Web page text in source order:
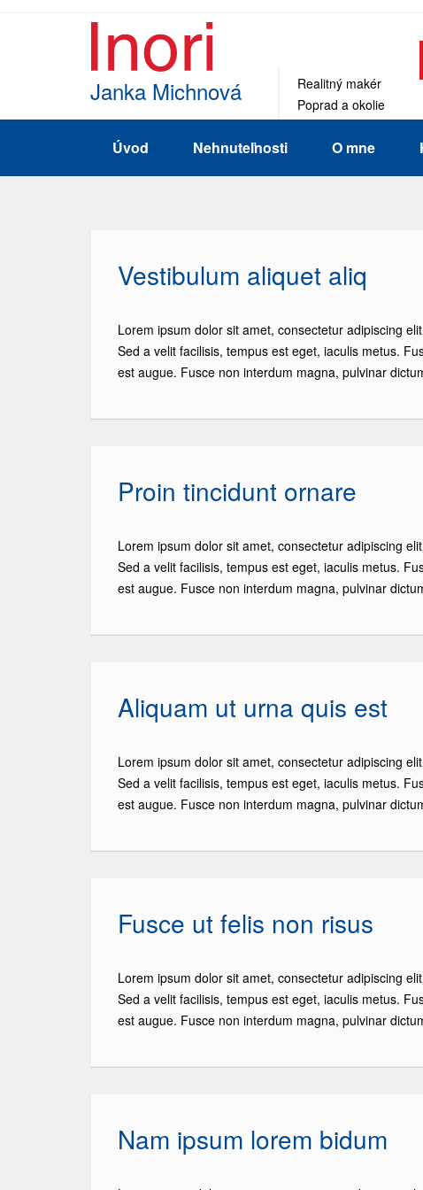
Janka Michnová
Realitný makér
Poprad a okolie
Úvod Nehnuteľnosti O mne
Vestibulum aliquet aliq
Lorem ipsum dolor sit amet, consectetur adipiscing
Sed a velit facilisis, tempus est eget, iaculis metus.
est augue. Fusce non interdum magna, pulvinar
Proin tincidunt ornare
Lorem ipsum dolor sit amet, consectetur adipiscing
Sed a velit facilisis, tempus est eget, iaculis metus.
est augue. Fusce non interdum magna, pulvinar
Aliquam ut urna quis est
Lorem ipsum dolor sit amet, consectetur adipiscing
Sed a velit facilisis, tempus est eget, iaculis metus.
est augue. Fusce non interdum magna, pulvinar
Fusce ut felis non risus
Lorem ipsum dolor sit amet, consectetur adipiscing
Sed a velit facilisis, tempus est eget, iaculis metus.
est augue. Fusce non interdum magna, pulvinar
Nam ipsum lorem bidum